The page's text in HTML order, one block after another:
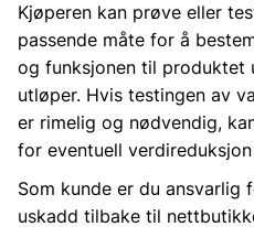
Kjøperen kan prøve eller
passende måte for å
og funksjonen til produktet
utløper. Hvis testingen av
er rimelig og nødvendig,
for eventuell
Som kunde er du
uskadd tilbake til